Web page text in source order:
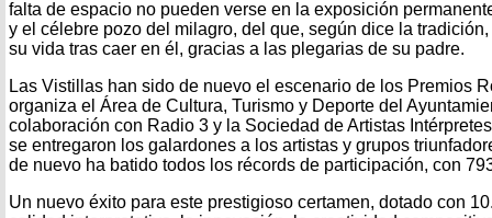
falta de espacio no pueden verse en la exposición
y el célebre pozo del milagro, del que, según dice la
su vida tras caer en él, gracias a las plegarias de su padre.
Las Vistillas han sido de nuevo el escenario de los Premios
organiza el Área de Cultura, Turismo y Deporte del
colaboración con Radio 3 y la Sociedad de Artistas
se entregaron los galardones a los artistas y grupos
de nuevo ha batido todos los récords de participación, con
Un nuevo éxito para este prestigioso certamen, dotado con